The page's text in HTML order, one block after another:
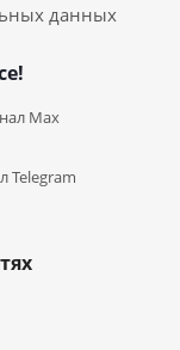
данных
Max
Telegram